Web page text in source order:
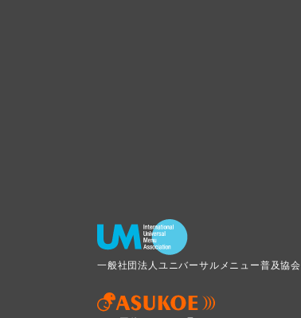
一般社団法人ユニバーサルメニュー普及協会